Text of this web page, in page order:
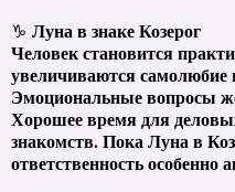
♑ Луна в знаке Козерог
Человек становится
увеличиваются самолюбие
Эмоциональные вопросы
Хорошее время для
знакомств. Пока Луна в
ответственность особенно